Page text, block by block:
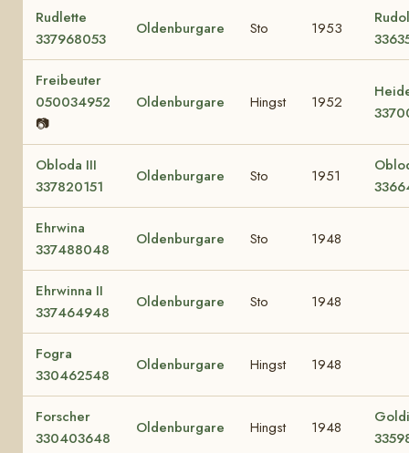
Rudlette
337968053
Oldenburgare Sto 1953
Freibeuter
050034952
📷
Oldenburgare Hingst 1952
Obloda III
337820151
Oldenburgare Sto 1951
Ehrwina
337488048
Oldenburgare Sto 1948
Ehrwinna II
337464948
Oldenburgare Sto 1948
Fogra
330462548
Oldenburgare Hingst 1948
Forscher
330403648
Oldenburgare Hingst 1948